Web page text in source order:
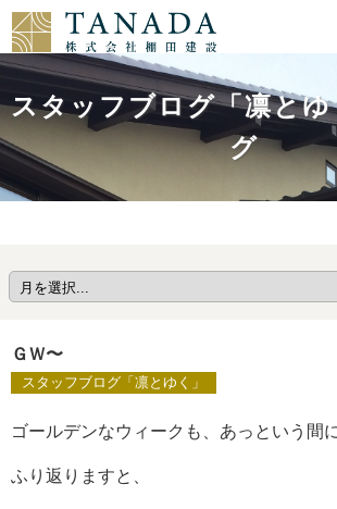
スタッフブログ「凛とゆ
グ
ＧＷ〜
スタッフブログ「凛とゆく」
ゴールデンなウィークも、あっという間に
ふり返りますと、